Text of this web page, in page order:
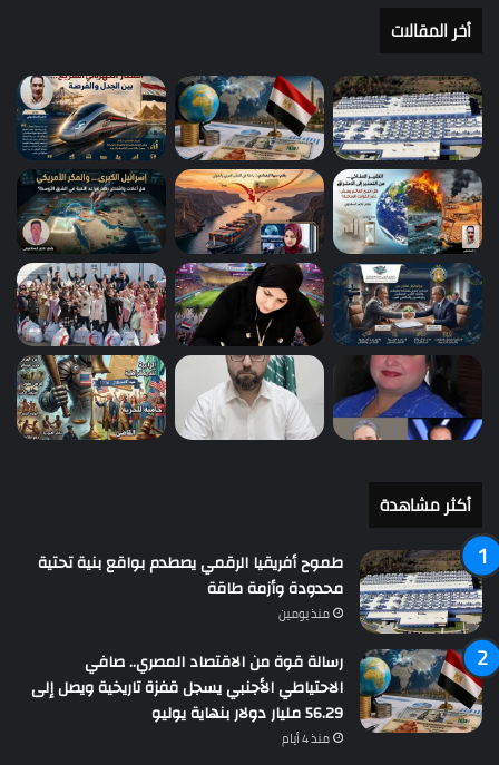
أخر المقالات
أكثر مشاهدة
طموح أفريقيا الرقمي يصطدم بواقع بنية تحتية
محدودة وأزمة طاقة
منذ يومين
رسالة قوة من الاقتصاد المصري.. صافي
الاحتياطي الأجنبي يسجل قفزة تاريخية ويصل إلى
56.29 مليار دولار بنهاية يوليو
منذ 4 أيام